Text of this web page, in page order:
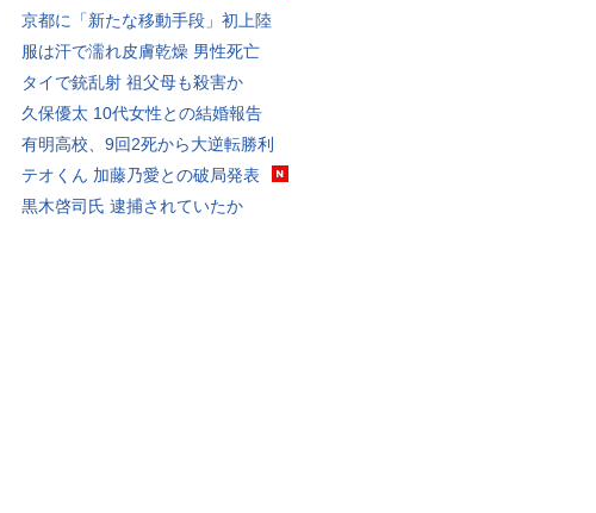
京都に「新たな移動手段」初上陸
服は汗で濡れ皮膚乾燥 男性死亡
タイで銃乱射 祖父母も殺害か
久保優太 10代女性との結婚報告
有明高校、9回2死から大逆転勝利
テオくん 加藤乃愛との破局発表
黒木啓司氏 逮捕されていたか